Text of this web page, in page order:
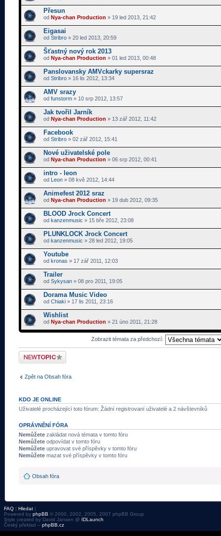
Přesun
od Nya-chan Production » 19 led 2013, 21:42
Eigasai
od Stribro » 20 led 2013, 20:59
Šťastný nový rok 2013
od Nya-chan Production » 01 led 2013, 00:48
Panslovansky AMVckarky supersraz
od Stribro » 16 lis 2012, 13:34
AMV srazy
od funstorm » 10 srp 2012, 13:57
Jak tvořil Jarník
od Nya-chan Production » 13 zář 2012, 11:42
Facebook
od Stribro » 02 zář 2012, 15:41
Nové uživatelské pole
od Nya-chan Production » 06 srp 2012, 00:41
intro - leon
od Leon » 08 kvě 2012, 14:44
Animefest 2012 sraz
od Nya-chan Production » 19 dub 2012, 09:35
BLOOD Jrock Concert
od kanzenmusic » 15 bře 2012, 23:08
PLUNKLOCK Jrock Concert
od kanzenmusic » 28 led 2012, 19:05
Youtube
od kronas » 17 zář 2011, 12:03
Trailer
od Sykysan » 08 pro 2011, 19:05
Dorama Music Video
od Chiaki » 17 lis 2011, 23:16
Wishlist
od Nya-chan Production » 21 úno 2011, 21:28
Zobrazit témata za předchozí:
Odeslat nové téma
Zpět na Obsah fóra
KDO JE ONLINE
Uživatelé procházející toto fórum: Žádní registrovaní uživatelé a 2 návštevníků
OPRÁVNĚNÍ FÓRA
Nemůžete zakládat nová témata v tomto fóru
Nemůžete odpovídat v tomto fóru
Nemůžete upravovat své příspěvky v tomto fóru
Nemůžete mazat své příspěvky v tomto fóru
Obsah fóra
FAQ | Hledat |
Powered by phpBB © 2000, 2002, 2005, 2007 phpBB Group
Style created by David Jansen @ IDLaunch
Český překlad – phpBB.cz